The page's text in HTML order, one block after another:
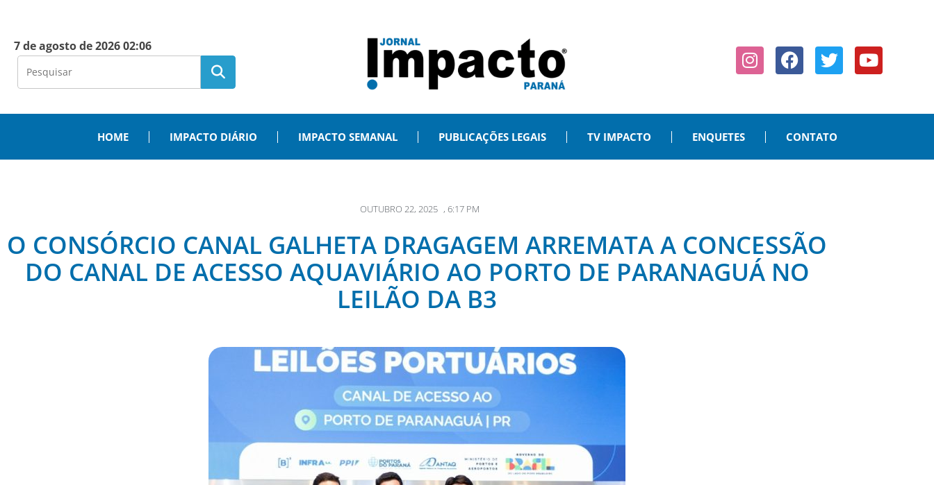
7 de agosto de 2026 02:06
HOME IMPACTO DIÁRIO IMPACTO SEMANAL PUBLICAÇÕES LEGAIS TV IMPACTO ENQUETES CONTATO
OUTUBRO 22, 2025 , 6:17 PM
O CONSÓRCIO CANAL GALHETA DRAGAGEM ARREMATA A CONCESSÃO
DO CANAL DE ACESSO AQUAVIÁRIO AO PORTO DE PARANAGUÁ NO
LEILÃO DA B3